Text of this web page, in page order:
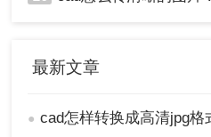
最新文章
● cad怎样转换成高清jpg格式的